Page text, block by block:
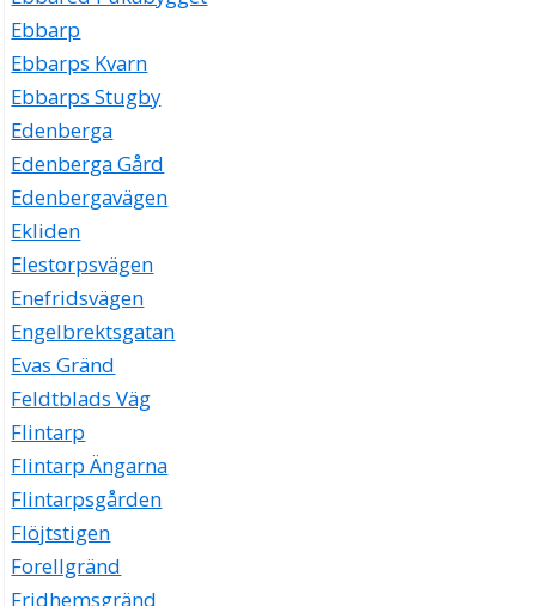
Ebbarp
Ebbarps Kvarn
Ebbarps Stugby
Edenberga
Edenberga Gård
Edenbergavägen
Ekliden
Elestorpsvägen
Enefridsvägen
Engelbrektsgatan
Evas Gränd
Feldtblads Väg
Flintarp
Flintarp Ängarna
Flintarpsgården
Flöjtstigen
Forellgränd
Fridhemsgränd